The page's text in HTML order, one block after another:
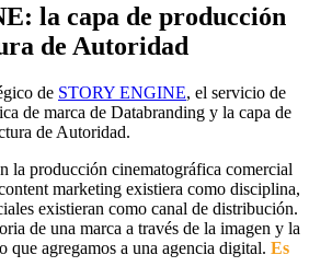
la capa de producción
de Autoridad
de STORY ENGINE, el servicio de
de marca de Databranding y la capa de
de Autoridad.
la producción cinematográfica comercial
marketing existiera como disciplina,
existieran como canal de distribución.
de una marca a través de la imagen y la
que agregamos a una agencia digital. Es